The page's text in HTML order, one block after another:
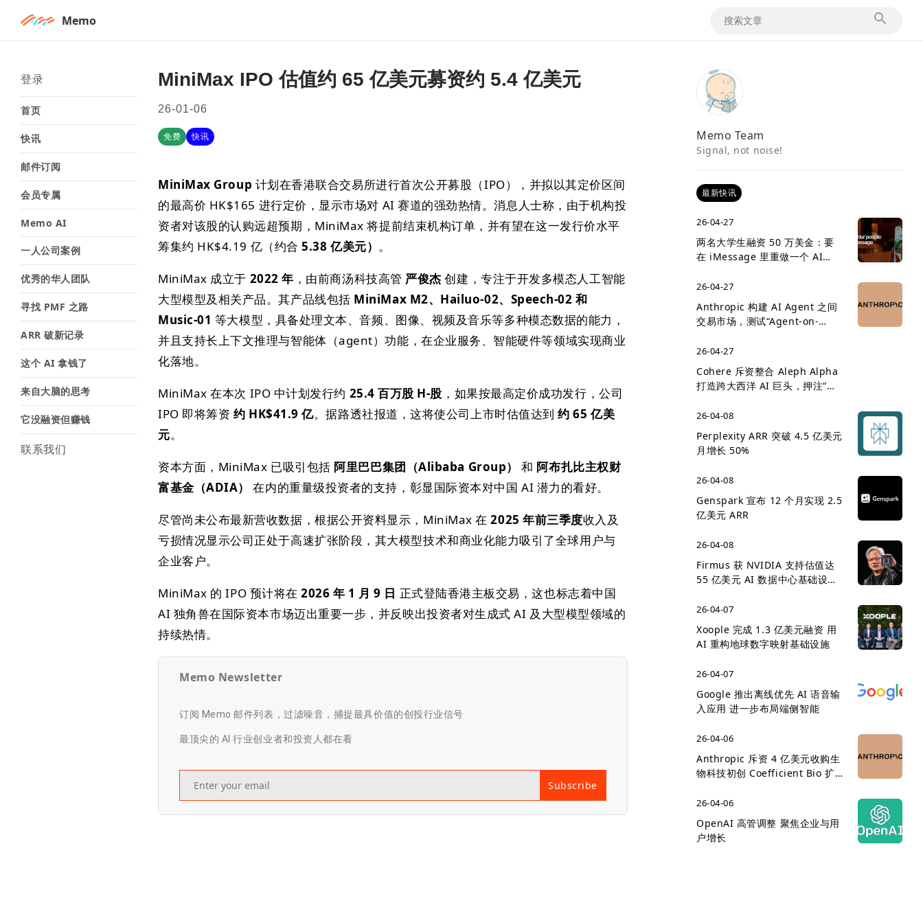
Memo
登录
首页
快讯
邮件订阅
会员专属
Memo AI
一人公司案例
优秀的华人团队
寻找 PMF 之路
ARR 破新记录
这个 AI 拿钱了
来自大脑的思考
它没融资但赚钱
联系我们
MiniMax IPO 估值约 65 亿美元募资约 5.4 亿美元
26-01-06
免费 快讯
MiniMax Group 计划在香港联合交易所进行首次公开募股（IPO），并拟以其定价区间
的最高价 HK$165 进行定价，显示市场对 AI 赛道的强劲热情。消息人士称，由于机构投
资者对该股的认购远超预期，MiniMax 将提前结束机构订单，并有望在这一发行价水平
筹集约 HK$4.19 亿（约合5.38 亿美元） 。
MiniMax 成立于 2022 年 ，由前商汤科技高管 严俊杰 创建，专注于开发多模态人工智能
大型模型及相关产品。其产品线包括 MiniMax M2、Hailuo-02、Speech-02 和
Music-01 等大模型，具备处理文本、音频、图像、视频及音乐等多种模态数据的能力，
并且支持长上下文推理与智能体（agent）功能，在企业服务、智能硬件等领域实现商业
化落地。
MiniMax 在本次 IPO 中计划发行约 25.4 百万股 H-股 ，如果按最高定价成功发行，公司
IPO 即将筹资 约 HK$41.9 亿。据路透社报道，这将使公司上市时估值达到约 65 亿美
元。
资本方面，MiniMax 已吸引包括 阿里巴巴集团（Alibaba Group） 和 阿布扎比主权财
富基金（ADIA）
在内的重量级投资者的支持，彰显国际资本对中国 AI 潜力的看好。
尽管尚未公布最新营收数据，根据公开资料显示，MiniMax 在2025 年前三季度收入及
亏损情况显示公司正处于高速扩张阶段，其大模型技术和商业化能力吸引了全球用户与
企业客户。
MiniMax 的 IPO 预计将在2026 年 1 月 9 日 正式登陆香港主板交易，这也标志着中国
AI 独角兽在国际资本市场迈出重要一步，并反映出投资者对生成式 AI 及大型模型领域的
持续热情。
Memo Newsletter
订阅 Memo 邮件列表，过滤噪音，捕捉最具价值的创投行业信号
最顶尖的 AI 行业创业者和投资人都在看
Subscribe
Memo Team
Signal, not noise!
最新快讯
26-04-27
两名大学生融资 50 万美金：要
在 iMessage 里重做一个 AI
26-04-27
Anthropic 构建 AI Agent 之间
交易市场，测试“Agent-on-
26-04-27
Cohere 斥资整合 Aleph Alpha
打造跨大西洋 AI 巨头，押注“主
26-04-08
Perplexity ARR 突破 4.5 亿美元
月增长 50%
26-04-08
Genspark 宣布 12 个月实现 2.5
亿美元 ARR
26-04-08
Firmus 获 NVIDIA 支持估值达
55 亿美元 AI 数据中心基础设施
26-04-07
Xoople 完成 1.3 亿美元融资 用
AI 重构地球数字映射基础设施
26-04-07
Google 推出离线优先 AI 语音输
入应用 进一步布局端侧智能
26-04-06
Anthropic 斥资 4 亿美元收购生
物科技初创 Coefficient Bio 扩
26-04-06
OpenAI 高管调整 聚焦企业与用
户增长